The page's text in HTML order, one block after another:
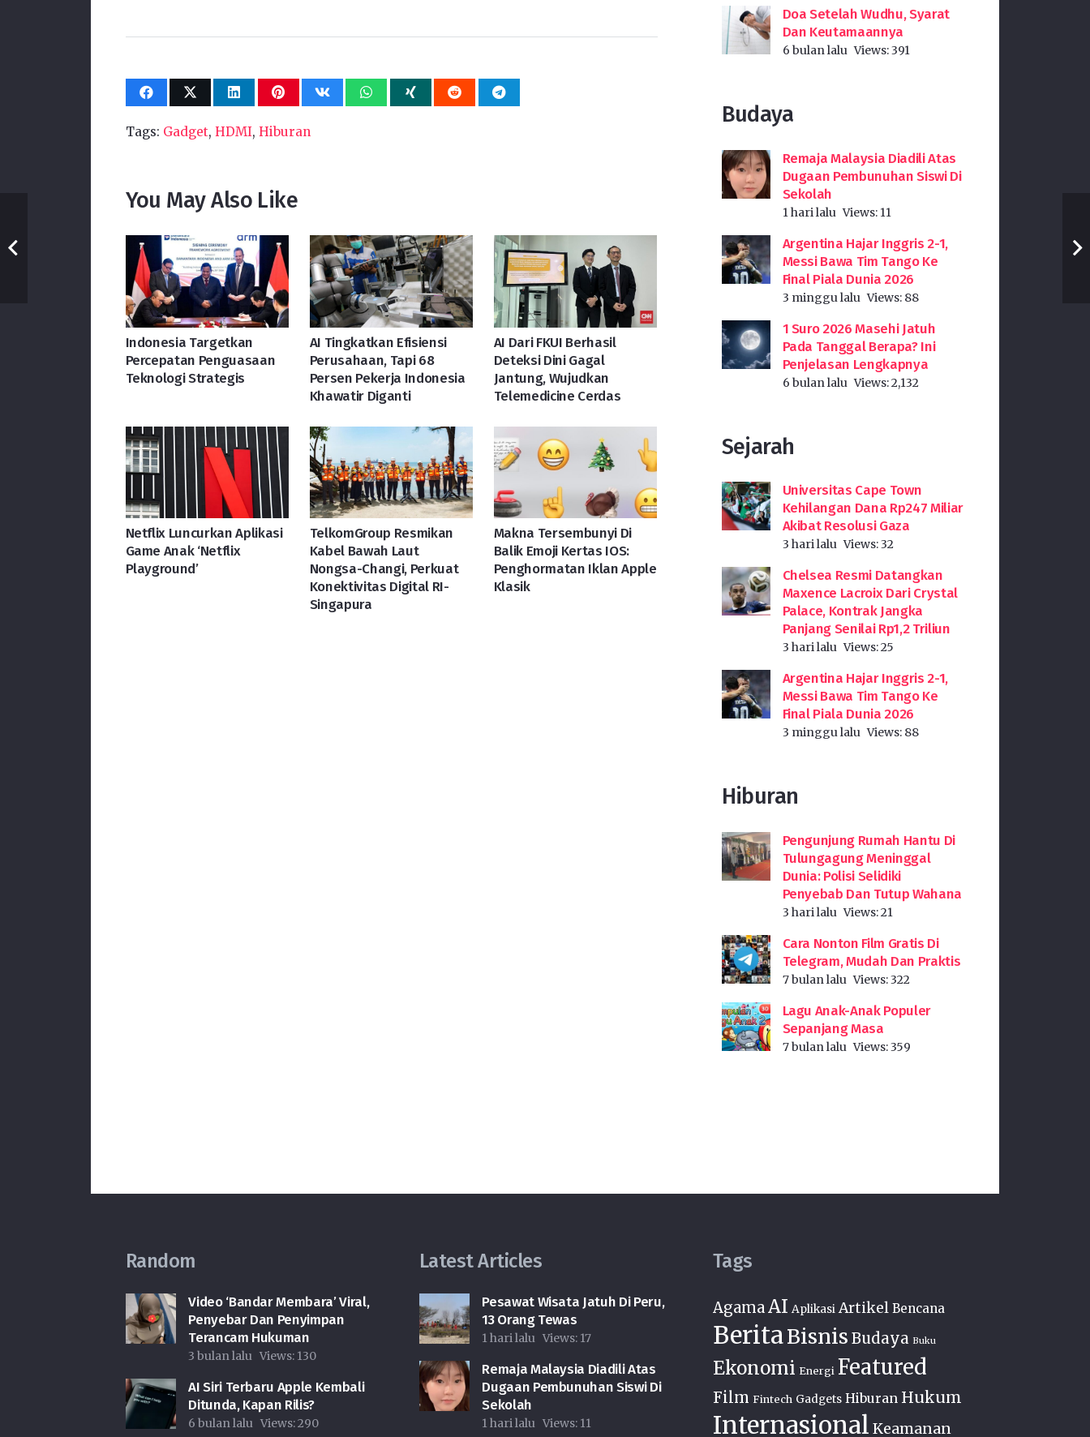
Tags: Gadget, HDMI, Hiburan
You May Also Like
Indonesia Targetkan
Percepatan Penguasaan
Teknologi Strategis
AI Tingkatkan Efisiensi
Perusahaan, Tapi 68
Persen Pekerja Indonesia
Khawatir Diganti
AI Dari FKUI Berhasil
Deteksi Dini Gagal
Jantung, Wujudkan
Telemedicine Cerdas
Netflix Luncurkan Aplikasi
Game Anak ‘Netflix
Playground’
TelkomGroup Resmikan
Kabel Bawah Laut
Nongsa-Changi, Perkuat
Konektivitas Digital RI-
Singapura
Makna Tersembunyi Di
Balik Emoji Kertas IOS:
Penghormatan Iklan Apple
Klasik
Doa Setelah Wudhu, Syarat
Dan Keutamaannya
6 bulan lalu Views:391
Budaya
Remaja Malaysia Diadili Atas
Dugaan Pembunuhan Siswi Di
Sekolah
1 hari lalu Views: 11
Argentina Hajar Inggris 2-1,
Messi Bawa Tim Tango Ke
Final Piala Dunia 2026
3 minggu lalu Views: 88
1 Suro 2026 Masehi Jatuh
Pada Tanggal Berapa? Ini
Penjelasan Lengkapnya
6 bulan lalu Views:2,132
Sejarah
Universitas Cape Town
Kehilangan Dana Rp247 Miliar
Akibat Resolusi Gaza
3 hari lalu Views:32
Chelsea Resmi Datangkan
Maxence Lacroix Dari Crystal
Palace, Kontrak Jangka
Panjang Senilai Rp1,2 Triliun
3 hari lalu Views:25
Argentina Hajar Inggris 2-1,
Messi Bawa Tim Tango Ke
Final Piala Dunia 2026
3 minggu lalu Views: 88
Hiburan
Pengunjung Rumah Hantu Di
Tulungagung Meninggal
Dunia: Polisi Selidiki
Penyebab Dan Tutup Wahana
3 hari lalu Views:21
Cara Nonton Film Gratis Di
Telegram, Mudah Dan Praktis
7 bulan lalu Views:322
Lagu Anak-Anak Populer
Sepanjang Masa
7 bulan lalu Views:359
Random
Video ‘Bandar Membara’ Viral,
Penyebar Dan Penyimpan
Terancam Hukuman
3 bulan lalu Views: 130
AI Siri Terbaru Apple Kembali
Ditunda, Kapan Rilis?
6 bulan lalu Views:290
Latest Articles
Pesawat Wisata Jatuh Di Peru,
13 Orang Tewas
1 hari lalu Views: 17
Remaja Malaysia Diadili Atas
Dugaan Pembunuhan Siswi Di
Sekolah
1 hari lalu Views: 11
Tags
AgamaAI Aplikasi Artikel Bencana
BeritaBisnis Budaya Buku
Ekonomi Energi Featured
Film Fintech Gadgets Hiburan Hukum
Internasional Keamanan